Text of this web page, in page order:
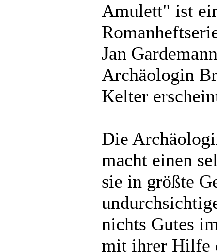
Amulett" ist
Jan
Archäologin
Kelter
Die
macht einen
sie in größte
nichts Gutes
mit ihrer Hilfe